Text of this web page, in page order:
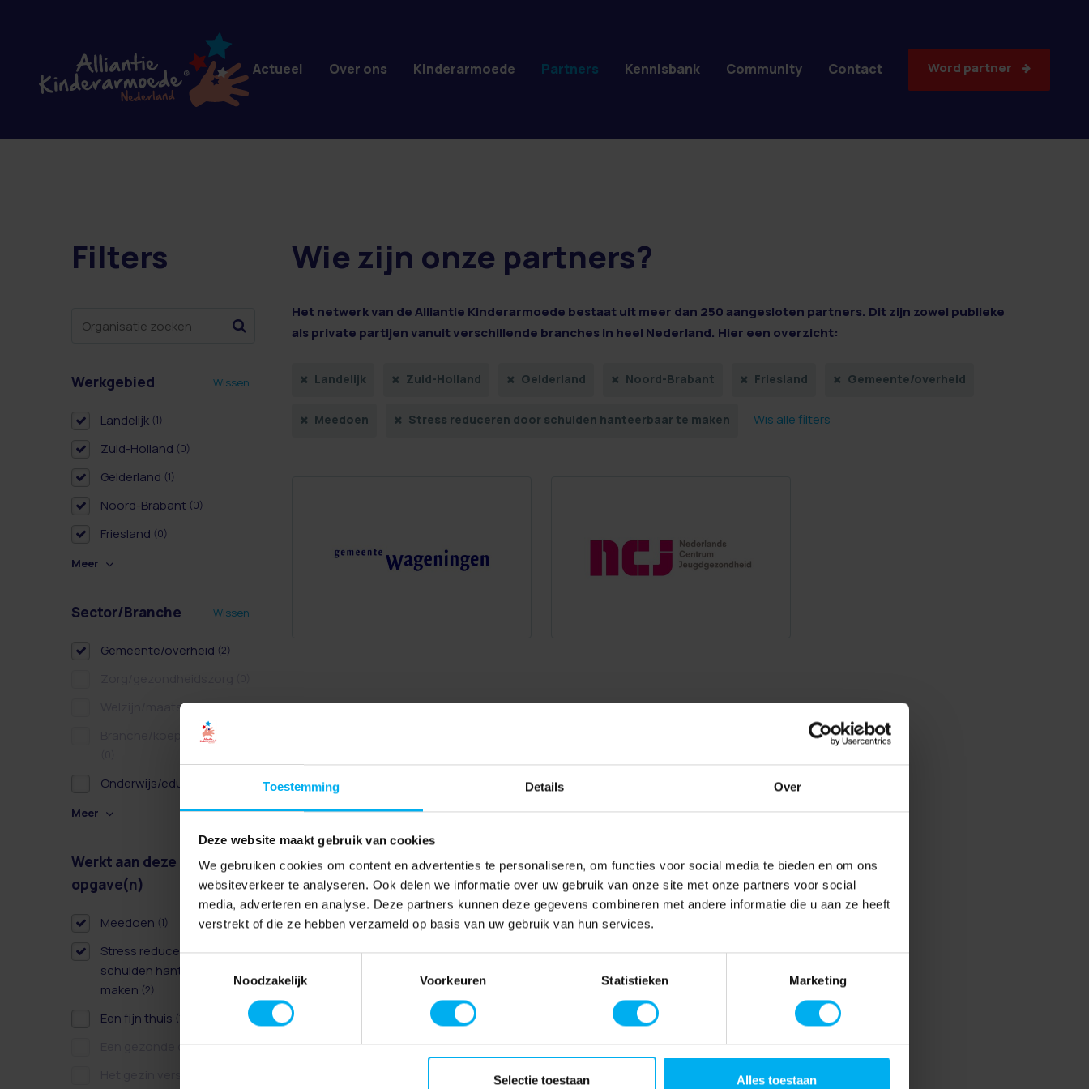
Toestemming Details Over
Deze website maakt gebruik van cookies
We gebruiken cookies om content en advertenties te personaliseren, om functies voor social media te bieden en om ons
websiteverkeer te analyseren. Ook delen we informatie over uw gebruik van onze site met onze partners voor social
media, adverteren en analyse. Deze partners kunnen deze gegevens combineren met andere informatie die u aan ze heeft
verstrekt of die ze hebben verzameld op basis van uw gebruik van hun services.
Noodzakelijk
Voorkeuren Statistieken Marketing
Selectie toestaan Alles toestaan
2 resultaten
Filters
Werkgebied Wissen
Landelijk (1)
Zuid-Holland (0)
Gelderland (1)
Noord-Brabant (0)
Friesland (0)
Meer
Sector/Branche Wissen
Gemeente/overheid (2)
Welzijn/maatschappelijk(0)
Branche/koepel/belangen
Onderwijs/educatie
Meer
Werkt aan deze
opgave(n)
Wissen
Meedoen (1)
Stress reduceren door
schulden hanteerbaar te
maken (2)
Een fijn thuis (1)
Een gezonde dag(0)
Wie zijn onze partners?
Het netwerk van de Alliantie Kinderarmoede bestaat uit meer dan 250 aangesloten partners. Dit zijn zowel publieke
als private partijen vanuit verschillende branches in heel Nederland. Hier een overzicht:
Landelijk Zuid-Holland Gelderland Noord-Brabant Friesland Gemeente/overheid
Meedoen Stress reduceren door schulden hanteerbaar te maken Wis alle filters
Actueel Over ons Kinderarmoede Partners Kennisbank Community Contact Word partner